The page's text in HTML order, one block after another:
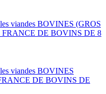
viandes BOVINES (GROS
DE BOVINS DE 8
viandes BOVINES
DE BOVINS DE